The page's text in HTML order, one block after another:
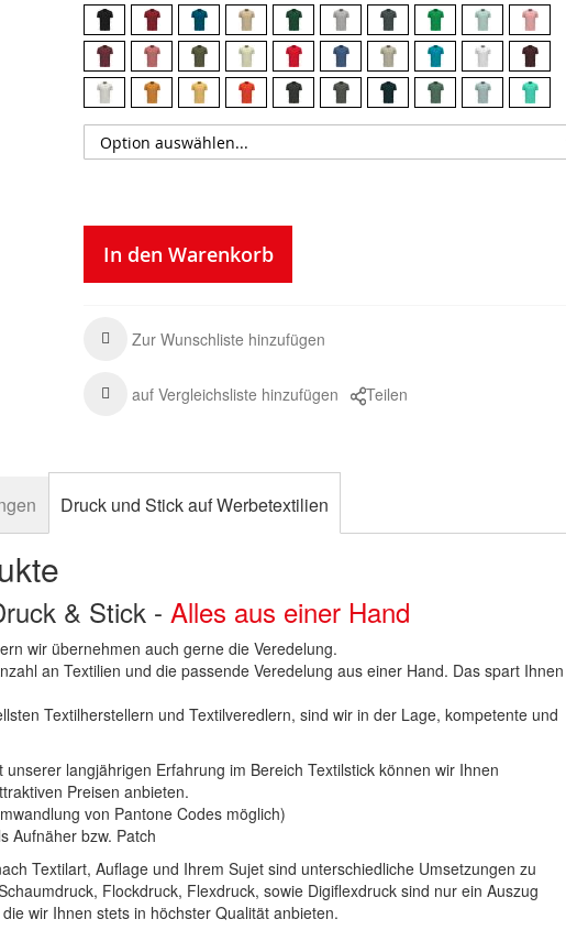
In den Warenkorb
Zur Wunschliste hinzufügen
auf Vergleichsliste hinzufügen Teilen
Druck und Stick auf Werbetextilien
& Stick -Alles aus einer Hand
wir übernehmen auch gerne die Veredelung.
an Textilien und die passende Veredelung aus einer Hand. Das spart Ihnen
Textilherstellern und Textilveredlern, sind wir in der Lage, kompetente und
unserer langjährigen Erfahrung im Bereich Textilstick können wir Ihnen
Preisen anbieten.
von Pantone Codes möglich)
Aufnäher bzw. Patch
Textilart, Auflage und Ihrem Sujet sind unterschiedliche Umsetzungen zu
Flockdruck, Flexdruck, sowie Digiflexdruck sind nur ein Auszug
wir Ihnen stets in höchster Qualität anbieten.